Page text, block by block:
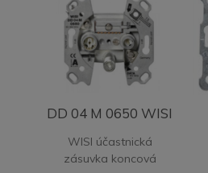
DD 04 M 0650 WISI
WISI účastnická
zásuvka koncová